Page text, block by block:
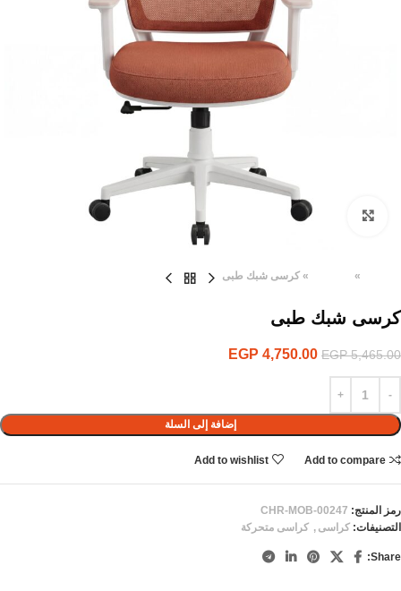
Click to enlarge
»
» كرسى شبك طبى
كرسى شبك طبى
EGP5,465.00
EGP 4,750.00
إضافة إلى السلة
Add to compare
Add to wishlist
رمز المنتج: CHR-MOB-00247
التصنيفات: كراسى , كراسى متحركة
Share: